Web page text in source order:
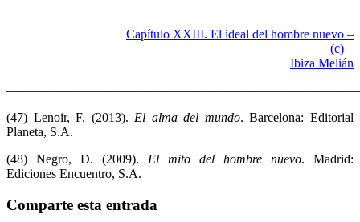
Capítulo XXIII. El ideal del hombre nuevo –
(c) –
Ibiza Melián
(47) Lenoir, F. (2013). El alma del mundo. Barcelona: Editorial
Planeta, S.A.
(48) Negro, D. (2009). El mito del hombre nuevo. Madrid:
Ediciones Encuentro, S.A.
Comparte esta entrada